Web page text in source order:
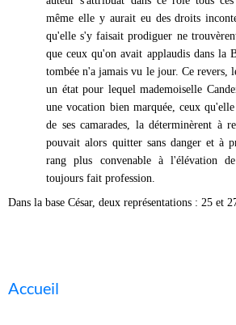
même elle y aurait eu des droits
qu'elle s'y faisait prodiguer ne
que ceux qu'on avait applaudis dans la
tombée n'a jamais vu le jour. Ce revers,
un état pour lequel mademoiselle
une vocation bien marquée, ceux
de ses camarades, la déterminèrent à
pouvait alors quitter sans danger et à
rang plus convenable à l'élévation
toujours fait profession.
Dans la base César, deux représentations : 25 et
Accueil